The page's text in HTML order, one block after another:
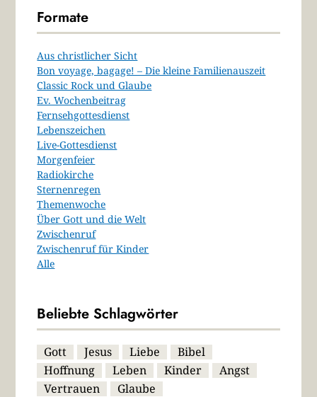
Formate
Aus christlicher Sicht
Bon voyage, bagage! – Die kleine Familienauszeit
Classic Rock und Glaube
Ev. Wochenbeitrag
Fernsehgottesdienst
Lebenszeichen
Live-Gottesdienst
Morgenfeier
Radiokirche
Sternenregen
Themenwoche
Über Gott und die Welt
Zwischenruf
Zwischenruf für Kinder
Alle
Beliebte Schlagwörter
Gott Jesus Liebe
Bibel
Hoffnung
Leben Kinder
Angst
Vertrauen
Glaube